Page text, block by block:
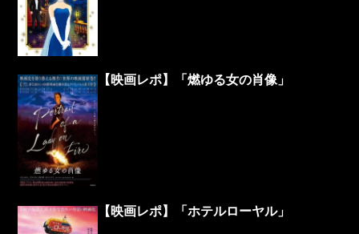
【映画レポ】「燃ゆる女の肖像」
【映画レポ】「ホテルローヤル」